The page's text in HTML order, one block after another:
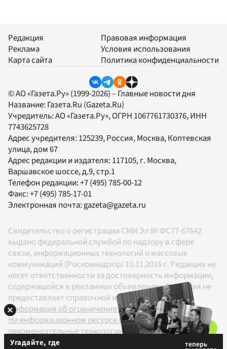
Редакция
Реклама
Карта сайта
Правовая информация
Условия использования
Политика конфиденциальности
© АО «Газета.Ру» (1999-2026) – Главные новости дня
Название: Газета.Ru (Gazeta.Ru)
Учредитель:АО «Газета.Ру», ОГРН 1067761730376, ИНН
7743625728
Адрес учредителя: 125239, Россия, Москва, Коптевская
улица, дом 67
Адрес редакции и издателя: 117105, г. Москва,
Варшавское шоссе, д.9, стр.1
Телефон редакции:+7 (495) 785-00-12
Факс:+7 (495) 785-17-01
Электронная почта:gazeta@gazeta.ru
Свидетельство о регистрации СМИ Эл № ФС77-67642
выдано федеральной службой по надзору в сфере
связи, информационных технологий и массовых
коммуникаций (Роскомнадзор) 10.11.2016 г. Редакция не
несет ответственности за достоверность информации,
содержащейся в рекламных объявлениях. Редакция не
предоставляет справочной информации.
Информация об ограничениях
На информационном ресурсе применяются
рекомендательные технологии в соответствии с
Правилами
Угадайте, где